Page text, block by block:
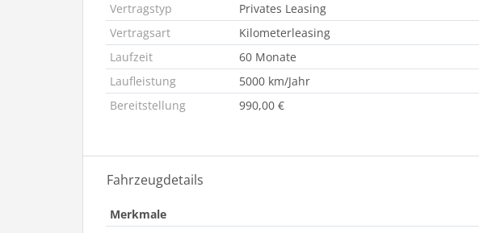
Vertragstyp
Privates Leasing
Vertragsart
Kilometerleasing
Laufzeit
60 Monate
Laufleistung
5000 km/Jahr
Bereitstellung
990,00 €
Fahrzeugdetails
Merkmale